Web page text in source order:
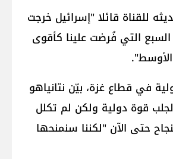
للقناة قائلا "إسرائيل خرجت
التي فُرضت علينا كأقوى
في قطاع غزة، بيّن نتانياهو
قوة دولية ولكن لم تكلل
حتى الآن "لكننا سنمنحها